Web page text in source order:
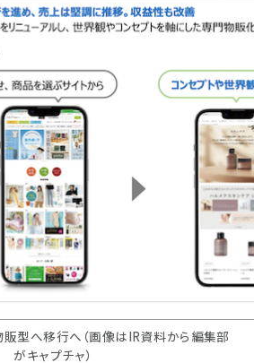
型へ移行へ（画像はIR資料から編集部
がキャプチャ）